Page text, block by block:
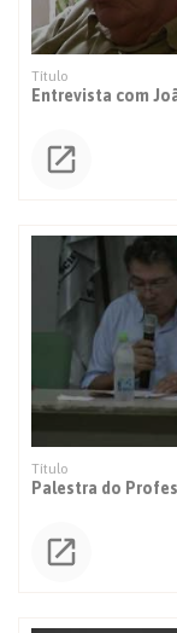
Entrevista com
Palestra do